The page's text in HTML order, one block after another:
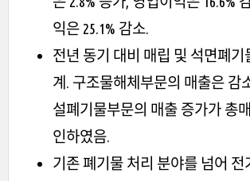
익은 25.1% 감소.
전년 동기 대비 매립 및 석면폐기
계. 구조물해체부문의 매출은 감
설폐기물부문의 매출 증가가 총
인하였음.
기존 폐기물 처리 분야를 넘어 전